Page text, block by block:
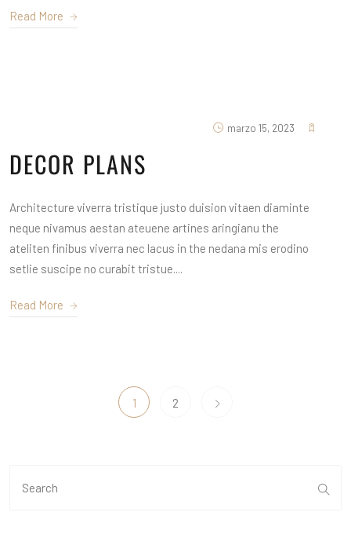
Read More
marzo 15, 2023
DECOR PLANS
Architecture viverra tristique justo duision vitaen diaminte
neque nivamus aestan ateuene artines aringianu the
ateliten finibus viverra nec lacus in the nedana mis erodino
setlie suscipe no curabit tristue....
Read More
1 2